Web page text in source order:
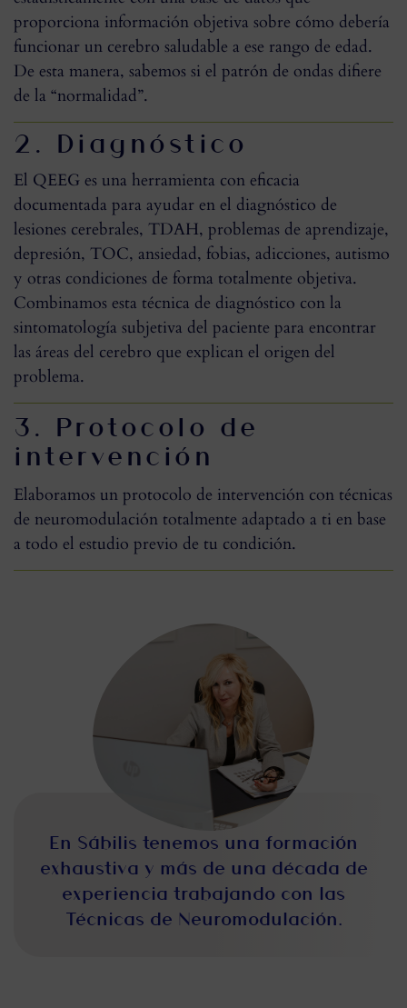
proporciona información objetiva sobre cómo debería
funcionar un cerebro saludable a ese rango de edad.
De esta manera, sabemos si el patrón de ondas difiere
de la “normalidad”.
2. Diagnóstico
El QEEG es una herramienta con eficacia
documentada para ayudar en el diagnóstico de
lesiones cerebrales, TDAH, problemas de aprendizaje,
depresión, TOC, ansiedad, fobias, adicciones, autismo
y otras condiciones de forma totalmente objetiva.
Combinamos esta técnica de diagnóstico con la
sintomatología subjetiva del paciente para encontrar
las áreas del cerebro que explican el origen del
problema.
3. Protocolo de
intervención
Elaboramos un protocolo de intervención con técnicas
de neuromodulación totalmente adaptado a ti en base
a todo el estudio previo de tu condición.
En Sábilis tenemos una formación
exhaustiva y más de una década de
experiencia trabajando con las
Técnicas de Neuromodulación.